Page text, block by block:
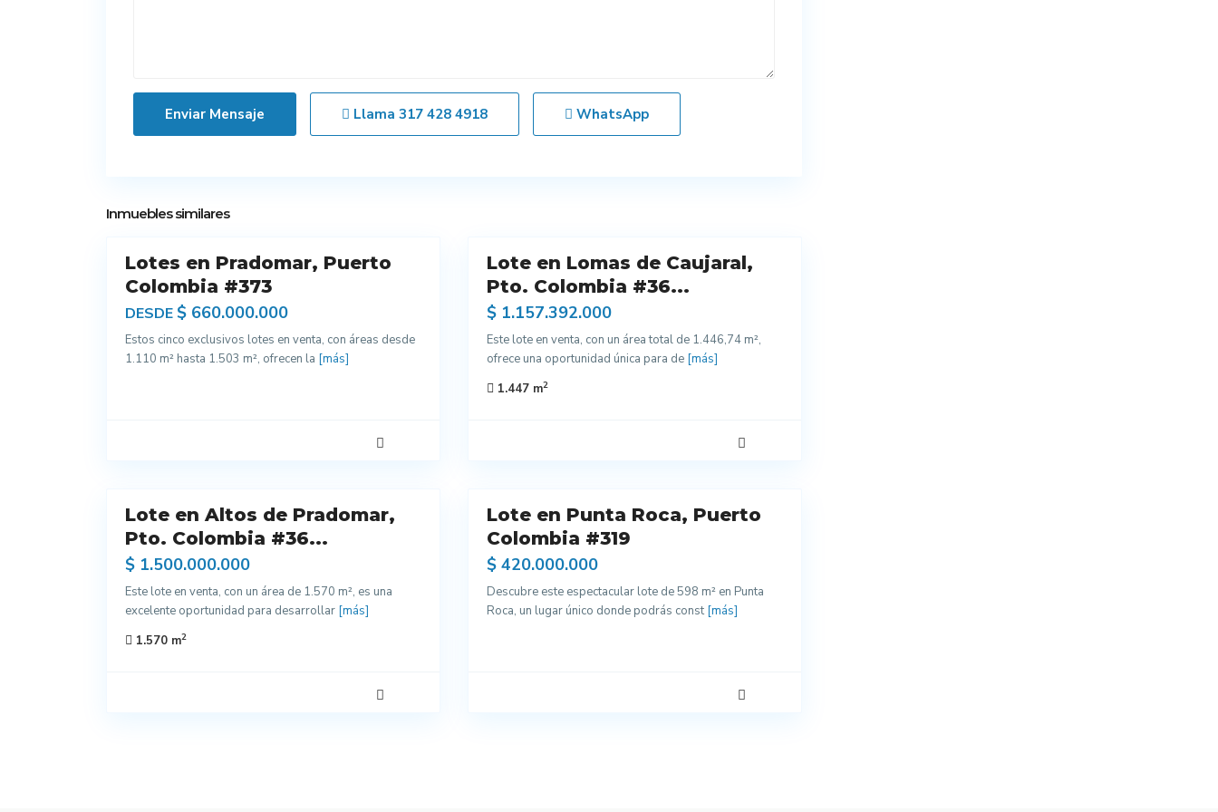
Llama 317 428 4918 WhatsApp
Inmuebles similares
1
Lotes en Pradomar, Puerto
Colombia #373
DESDE $ 660.000.000
Estos cinco exclusivos lotes en venta, con áreas desde
1.110 m² hasta 1.503 m², ofrecen la [más]
Lote en Lomas de Caujaral,
Pto. Colombia #36...
$ 1.157.392.000
Este lote en venta, con un área total de 1.446,74 m²,
ofrece una oportunidad única para de [más]
1.447 m2
Lote en Altos de Pradomar,
Pto. Colombia #36...
$ 1.500.000.000
Este lote en venta, con un área de 1.570 m², es una
excelente oportunidad para desarrollar [más]
1.570 m2
Lote en Punta Roca, Puerto
Colombia #319
$ 420.000.000
Descubre este espectacular lote de 598 m² en Punta
Roca, un lugar único donde podrás const [más]